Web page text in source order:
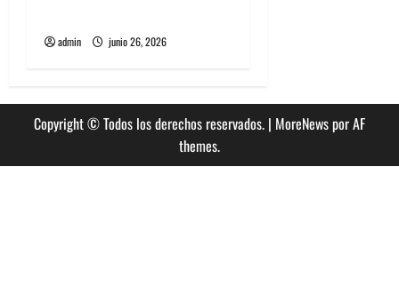
admin junio 26, 2026
Copyright © Todos los derechos reservados. | MoreNewspor AF
themes.